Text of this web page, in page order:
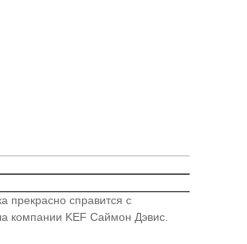
прекрасно справится с
компании KEF Саймон Дэвис.